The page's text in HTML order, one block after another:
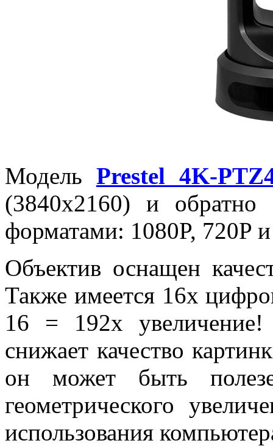
Модель Prestel 4K-
(3840x2160) и обратно
форматами: 1080P, 720P
Объектив оснащен
Также имеется 16х
16 = 192х
снижает качество
он может быть
геометрического
использования